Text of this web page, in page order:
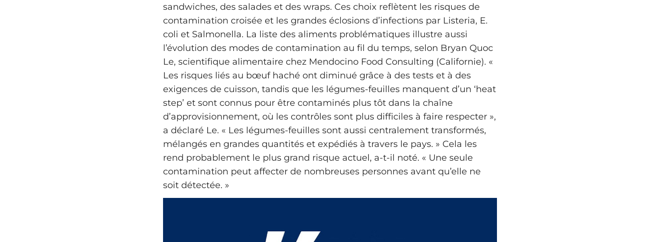
sandwiches, des salades et des wraps. Ces choix reflètent les risques de
contamination croisée et les grandes éclosions d’infections par Listeria, E.
coli et Salmonella. La liste des aliments problématiques illustre aussi
l’évolution des modes de contamination au fil du temps, selon Bryan Quoc
Le, scientifique alimentaire chez Mendocino Food Consulting (Californie). «
Les risques liés au bœuf haché ont diminué grâce à des tests et à des
exigences de cuisson, tandis que les légumes-feuilles manquent d’un ‘heat
step’ et sont connus pour être contaminés plus tôt dans la chaîne
d’approvisionnement, où les contrôles sont plus difficiles à faire respecter »,
a déclaré Le. « Les légumes-feuilles sont aussi centralement transformés,
mélangés en grandes quantités et expédiés à travers le pays. » Cela les
rend probablement le plus grand risque actuel, a-t-il noté. « Une seule
contamination peut affecter de nombreuses personnes avant qu’elle ne
soit détectée. »